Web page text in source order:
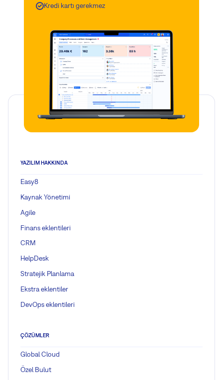
Kredi kartı gerekmez
YAZILIM HAKKINDA
Easy8
Kaynak Yönetimi
Agile
Finans eklentileri
CRM
HelpDesk
Stratejik Planlama
Ekstra eklentiler
DevOps eklentileri
ÇÖZÜMLER
Global Cloud
Özel Bulut